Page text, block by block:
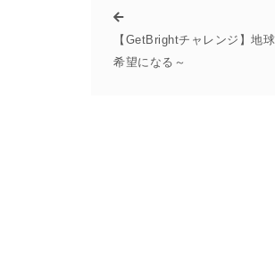
【GetBrightチャレンジ】地
希望になる～